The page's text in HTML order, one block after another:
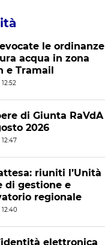
le ordinanze
acqua in zona
e Tramail
di Giunta RaVdA
2026
riuniti l’Unità
di gestione e
regionale
elettronica